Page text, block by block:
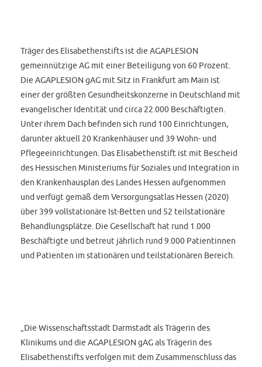
Träger des Elisabethenstifts ist die AGAPLESION
gemeinnützige AG mit einer Beteiligung von 60 Prozent.
Die AGAPLESION gAG mit Sitz in Frankfurt am Main ist
einer der größten Gesundheitskonzerne in Deutschland mit
evangelischer Identität und circa 22.000 Beschäftigten.
Unter ihrem Dach befinden sich rund 100 Einrichtungen,
darunter aktuell 20 Krankenhäuser und 39 Wohn- und
Pflegeeinrichtungen. Das Elisabethenstift ist mit Bescheid
des Hessischen Ministeriums für Soziales und Integration in
den Krankenhausplan des Landes Hessen aufgenommen
und verfügt gemäß dem Versorgungsatlas Hessen (2020)
über 399 vollstationäre Ist-Betten und 52 teilstationäre
Behandlungsplätze. Die Gesellschaft hat rund 1.000
Beschäftigte und betreut jährlich rund 9.000 Patientinnen
und Patienten im stationären und teilstationären Bereich.
„Die Wissenschaftsstadt Darmstadt als Trägerin des
Klinikums und die AGAPLESION gAG als Trägerin des
Elisabethenstifts verfolgen mit dem Zusammenschluss das